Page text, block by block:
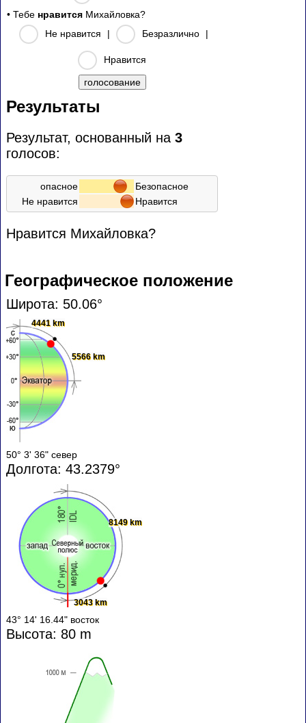
• Тебе нравится Михайловка?
Не нравится
| Безразлично |
Нравится
Результаты
Результат, основанный на 3
голосов:
опасное
Безопасное
Не нравится
Нравится
Нравится Михайловка?
Географическое положение
Широта: 50.06°
4441 km
5566 km
50° 3' 36" север
Долгота: 43.2379°
3043 km
8149 km
43° 14' 16.44" восток
Высота: 80 m